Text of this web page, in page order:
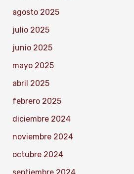
agosto 2025
julio 2025
junio 2025
mayo 2025
abril 2025
febrero 2025
diciembre 2024
noviembre 2024
octubre 2024